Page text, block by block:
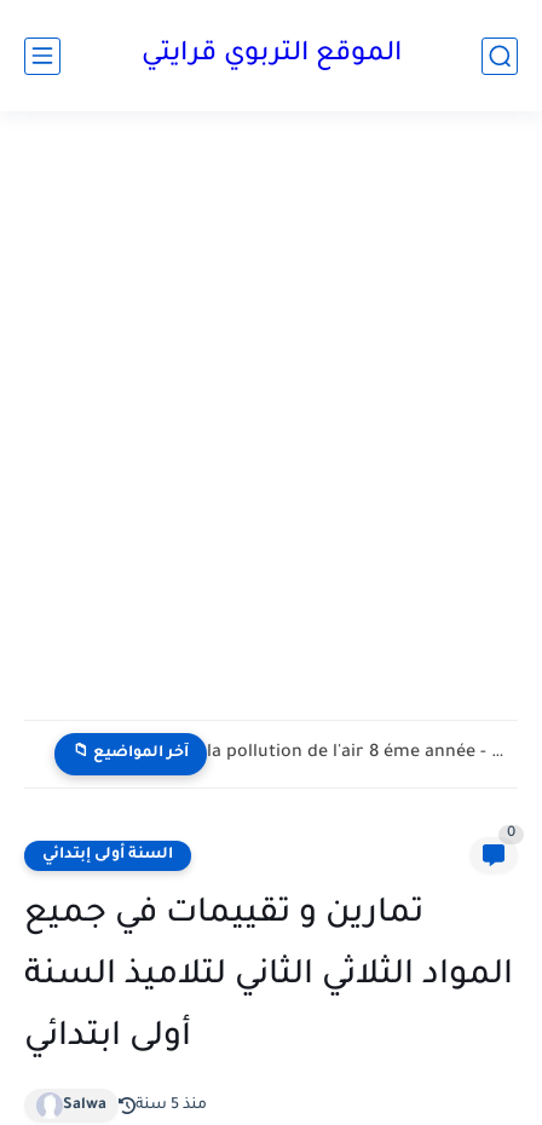
الموقع التربوي قرايتي
📁 آخر المواضيع la pollution de l'air 8 éme année - تلوث الهواء...
السنة أولى إبتدائي
0
تمارين و تقييمات في جميع
المواد الثلاثي الثاني لتلاميذ السنة
أولى ابتدائي
Salwa منذ 5 سنة